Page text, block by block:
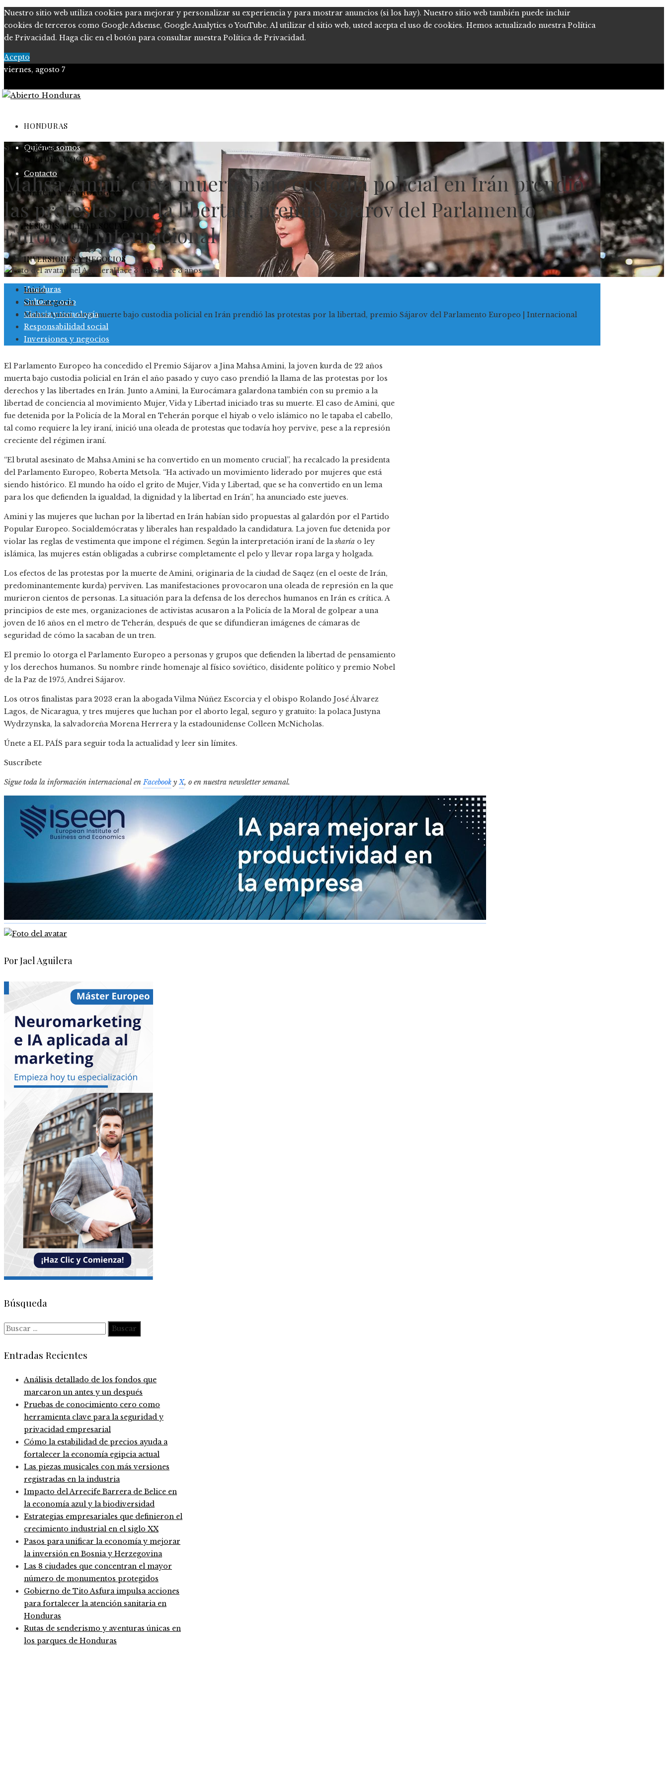
Nuestro sitio web utiliza cookies para mejorar y personalizar su experiencia y para mostrar anuncios (si los hay). Nuestro sitio web también puede incluir
cookies de terceros como Google Adsense, Google Analytics o YouTube. Al utilizar el sitio web, usted acepta el uso de cookies. Hemos actualizado nuestra Política
de Privacidad. Haga clic en el botón para consultar nuestra Política de Privacidad.
Acepto
viernes, agosto 7
Política de Privacidad
Marco Legal del Sitio
Quiénes somos
Contacto
HONDURAS
CULTURA Y OCIO
CIENCIA Y TECNOLOGÍA
RESPONSABILIDAD SOCIAL
INVERSIONES Y NEGOCIOS
Honduras
Cultura y ocio
Ciencia y tecnología
Responsabilidad social
Inversiones y negocios
Sin Categoria
Mahsa Amini, cuya muerte bajo custodia policial en Irán prendió
las protestas por la libertad, premio Sájarov del Parlamento
Europeo | Internacional
Jael AguileraHace 3 añosHace 3 años
Inicio
Sin Categoria
Mahsa Amini, cuya muerte bajo custodia policial en Irán prendió las protestas por la libertad, premio Sájarov del Parlamento Europeo | Internacional
El Parlamento Europeo ha concedido el Premio Sájarov a Jina Mahsa Amini, la joven kurda de 22 años
muerta bajo custodia policial en Irán el año pasado y cuyo caso prendió la llama de las protestas por los
derechos y las libertades en Irán. Junto a Amini, la Eurocámara galardona también con su premio a la
libertad de conciencia al movimiento Mujer, Vida y Libertad iniciado tras su muerte. El caso de Amini, que
fue detenida por la Policía de la Moral en Teherán porque el hiyab o velo islámico no le tapaba el cabello,
tal como requiere la ley iraní, inició una oleada de protestas que todavía hoy pervive, pese a la represión
creciente del régimen iraní.
“El brutal asesinato de Mahsa Amini se ha convertido en un momento crucial”, ha recalcado la presidenta
del Parlamento Europeo, Roberta Metsola. “Ha activado un movimiento liderado por mujeres que está
siendo histórico. El mundo ha oído el grito de Mujer, Vida y Libertad, que se ha convertido en un lema
para los que defienden la igualdad, la dignidad y la libertad en Irán”, ha anunciado este jueves.
Amini y las mujeres que luchan por la libertad en Irán habían sido propuestas al galardón por el Partido
Popular Europeo. Socialdemócratas y liberales han respaldado la candidatura. La joven fue detenida por
violar las reglas de vestimenta que impone el régimen. Según la interpretación iraní de lasharía o ley
islámica, las mujeres están obligadas a cubrirse completamente el pelo y llevar ropa larga y holgada.
Los efectos de las protestas por la muerte de Amini, originaria de la ciudad de Saqez (en el oeste de Irán,
predominantemente kurda) perviven. Las manifestaciones provocaron una oleada de represión en la que
murieron cientos de personas. La situación para la defensa de los derechos humanos en Irán es crítica. A
principios de este mes, organizaciones de activistas acusaron a la Policía de la Moral de golpear a una
joven de 16 años en el metro de Teherán, después de que se difundieran imágenes de cámaras de
seguridad de cómo la sacaban de un tren.
El premio lo otorga el Parlamento Europeo a personas y grupos que defienden la libertad de pensamiento
y los derechos humanos. Su nombre rinde homenaje al físico soviético, disidente político y premio Nobel
de la Paz de 1975, Andrei Sájarov.
Los otros finalistas para 2023 eran la abogada Vilma Núñez Escorcia y el obispo Rolando José Álvarez
Lagos, de Nicaragua, y tres mujeres que luchan por el aborto legal, seguro y gratuito: la polaca Justyna
Wydrzynska, la salvadoreña Morena Herrera y la estadounidense Colleen McNicholas.
Únete a EL PAÍS para seguir toda la actualidad y leer sin límites.
Suscríbete
Sigue toda la información internacional enFacebook yX, o en nuestra newsletter semanal.
Por Jael Aguilera
Búsqueda
Buscar:
Entradas Recientes
Análisis detallado de los fondos que
marcaron un antes y un después
Pruebas de conocimiento cero como
herramienta clave para la seguridad y
privacidad empresarial
Cómo la estabilidad de precios ayuda a
fortalecer la economía egipcia actual
Las piezas musicales con más versiones
registradas en la industria
Impacto del Arrecife Barrera de Belice en
la economía azul y la biodiversidad
Estrategias empresariales que definieron el
crecimiento industrial en el siglo XX
Pasos para unificar la economía y mejorar
la inversión en Bosnia y Herzegovina
Las 8 ciudades que concentran el mayor
número de monumentos protegidos
Gobierno de Tito Asfura impulsa acciones
para fortalecer la atención sanitaria en
Honduras
Rutas de senderismo y aventuras únicas en
los parques de Honduras